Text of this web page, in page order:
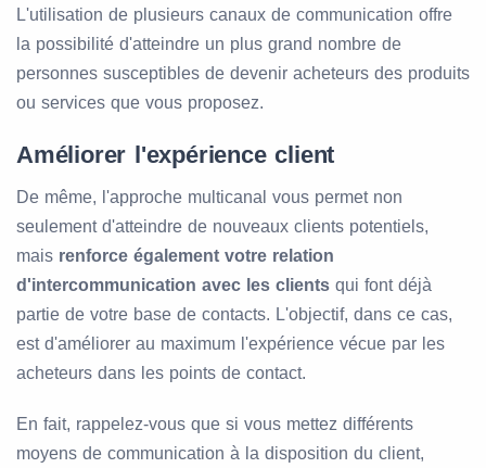
L'utilisation de plusieurs canaux de communication offre
la possibilité d'atteindre un plus grand nombre de
personnes susceptibles de devenir acheteurs des produits
ou services que vous proposez.
Améliorer l'expérience client
De même, l'approche multicanal vous permet non
seulement d'atteindre de nouveaux clients potentiels,
mais renforce également votre relation
d'intercommunication avec les clients qui font déjà
partie de votre base de contacts. L'objectif, dans ce cas,
est d'améliorer au maximum l'expérience vécue par les
acheteurs dans les points de contact.
En fait, rappelez-vous que si vous mettez différents
moyens de communication à la disposition du client,